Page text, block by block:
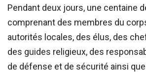
Pendant deux jours, une centaine
comprenant des membres du
autorités locales, des élus, des
des guides religieux, des
de défense et de sécurité ainsi